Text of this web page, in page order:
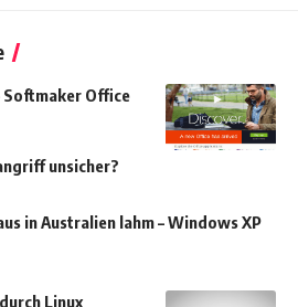
Office
unsicher?
in Australien lahm – Windows XP
Linux